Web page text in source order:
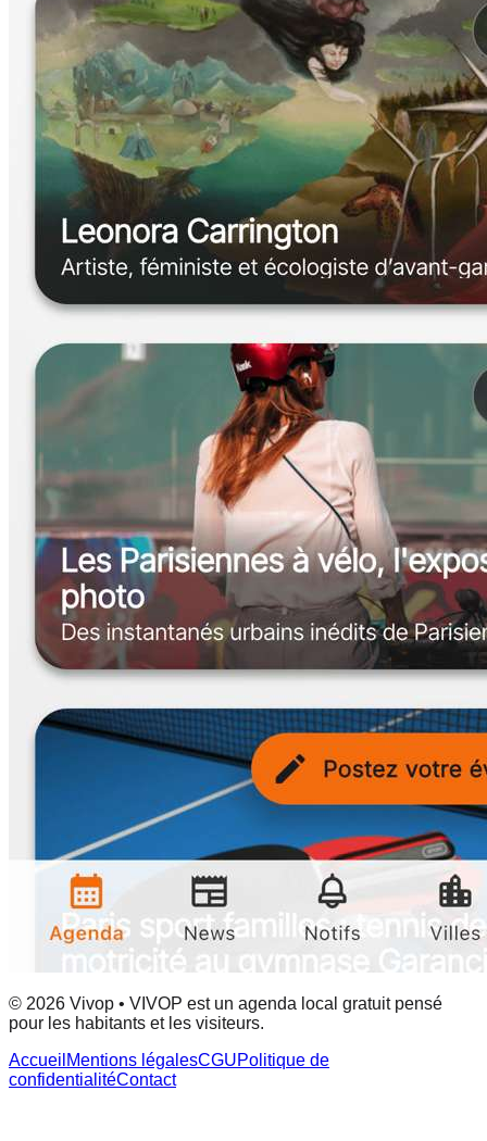
© 2026 Vivop • VIVOP est un agenda local gratuit pensé
pour les habitants et les visiteurs.
Accueil Mentions légalesCGUPolitique de
confidentialitéContact